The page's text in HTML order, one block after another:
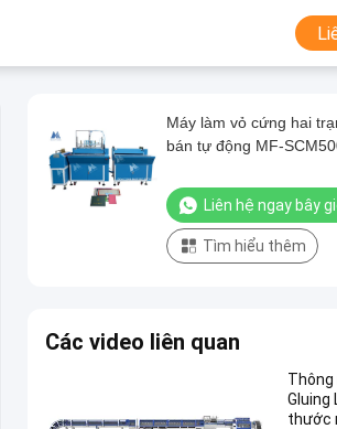
Máy làm vỏ cứng hai
bán tự động MF-
Liên hệ ngay bây
Tìm hiểu thêm
Các video liên quan
Thông
Gluing
thước